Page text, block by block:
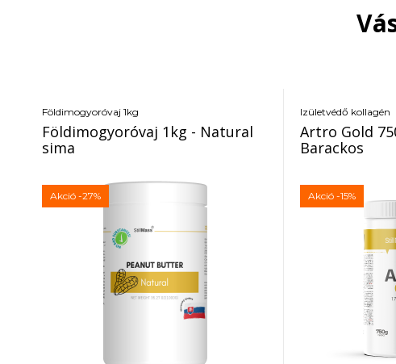
Földimogyoróvaj 1kg
Földimogyoróvaj 1kg - Natural
sima
Akció -27%
Izületvédő kollagén
Artro Gold
Barackos
Akció -15%